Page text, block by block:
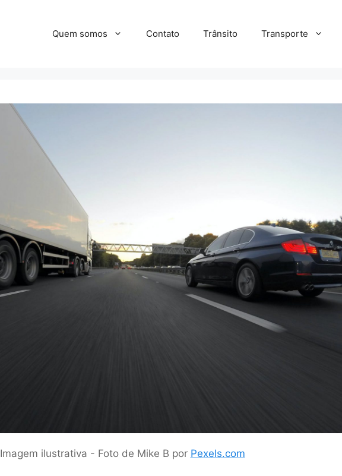
Quem somos Contato Trânsito Transporte
Imagem ilustrativa - Foto de Mike B por Pexels.com